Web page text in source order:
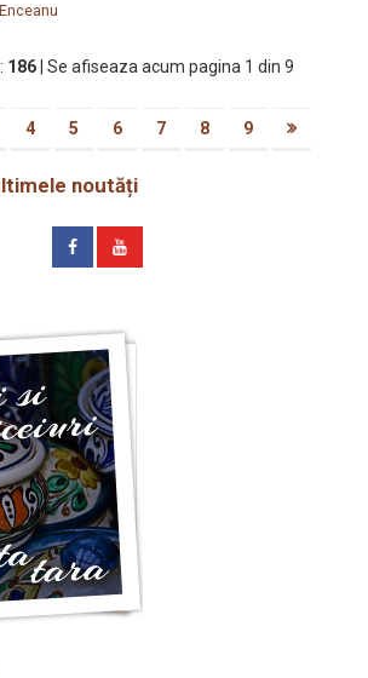
186| Se afiseaza acum pagina 1 din 9
4 5 6 7 8 9
noutăți